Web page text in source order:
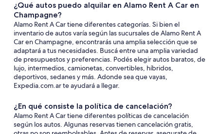
¿Qué autos puedo alquilar en Alamo Rent A Car en
Champagne?
Alamo Rent A Car tiene diferentes categorías. Si bien el
inventario de autos varía según las sucursales de Alamo Rent A
Car en Champagne, encontrarás una amplia selección que se
adaptará a tus necesidades. Buscá entre una amplia variedad
de presupuestos y preferencias. Podés elegir autos baratos, de
lujo, intermedios, camionetas, convertibles, híbridos,
deportivos, sedanes y más. Adonde sea que vayas,
Expedia.com.ar te ayudará a llegar.
¿En qué consiste la política de cancelación?
Alamo Rent A Car tiene diferentes políticas de cancelación
según los autos. Algunas reservas tienen cancelación gratis,